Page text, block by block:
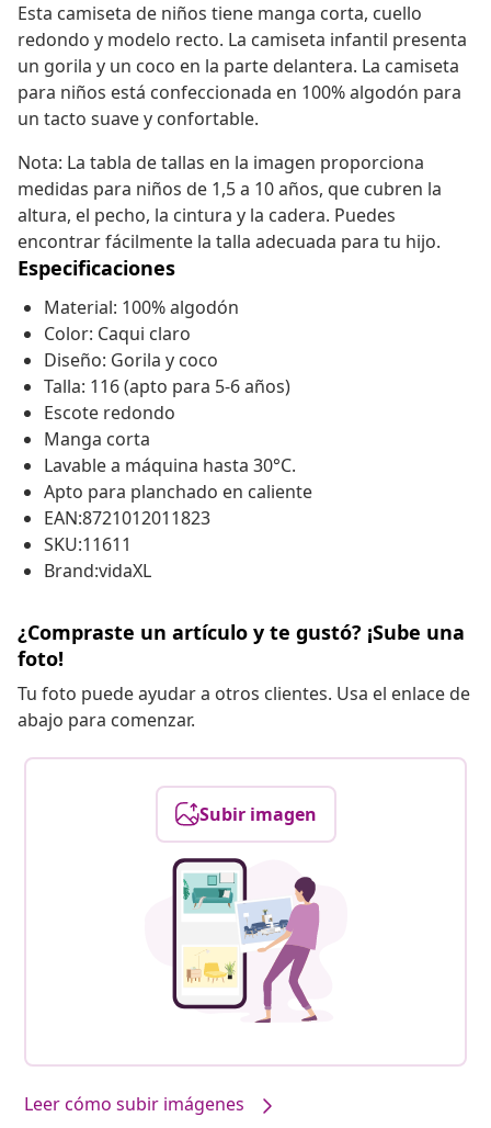
Esta camiseta de niños tiene manga corta, cuello
redondo y modelo recto. La camiseta infantil presenta
un gorila y un coco en la parte delantera. La camiseta
para niños está confeccionada en 100% algodón para
un tacto suave y confortable.
Nota: La tabla de tallas en la imagen proporciona
medidas para niños de 1,5 a 10 años, que cubren la
altura, el pecho, la cintura y la cadera. Puedes
encontrar fácilmente la talla adecuada para tu hijo.
Especificaciones
Material: 100% algodón
Color: Caqui claro
Diseño: Gorila y coco
Talla: 116 (apto para 5-6 años)
Escote redondo
Manga corta
Lavable a máquina hasta 30°C.
Apto para planchado en caliente
EAN:8721012011823
SKU:11611
Brand:vidaXL
¿Compraste un artículo y te gustó? ¡Sube una
foto!
Tu foto puede ayudar a otros clientes. Usa el enlace de
abajo para comenzar.
Subir imagen
Leer cómo subir imágenes